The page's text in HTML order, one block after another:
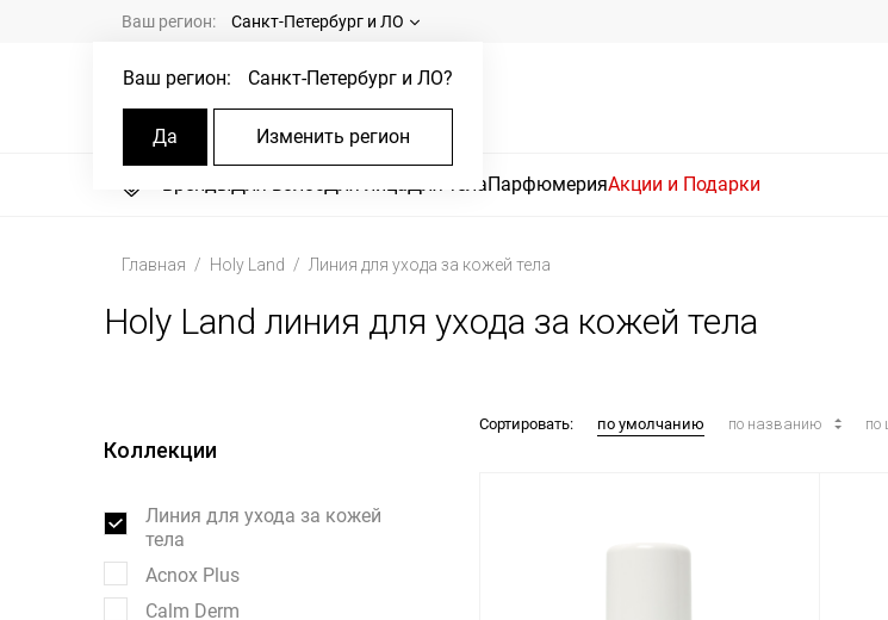
Ваш регион: Санкт-Петербург и ЛО
Ваш регион: Санкт-Петербург и ЛО?
Да Изменить регион
БрендыДля волосДля лицаДля телаПарфюмерияАкции и Подарки
Главная Holy Land Линия для ухода за кожей тела
Holy Land линия для ухода за кожей тела
Коллекции
Линия для ухода за кожей
тела
Acnox Plus
Calm Derm
Сортировать: по умолчанию по названию по